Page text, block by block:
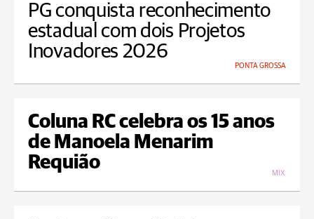
PG conquista reconhecimento
estadual com dois Projetos
Inovadores 2026
PONTA GROSSA
Coluna RC celebra os 15 anos
de Manoela Menarim
Requião
MIX